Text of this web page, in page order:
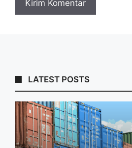
LATEST POSTS